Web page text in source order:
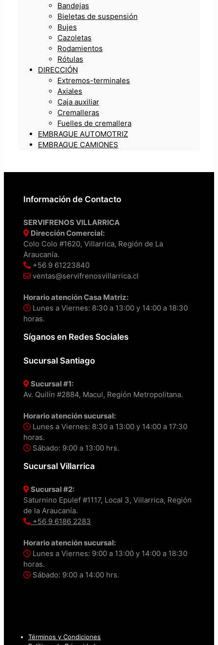
Bandejas
Bieletas de suspensión
Bujes
Cazoletas
Rodamientos
Rótulas
DIRECCIÓN
Extremos-terminales
Axiales
Caja auxiliar
Cremalleras
Fuelles de cremallera
EMBRAGUE AUTOMOTRIZ
EMBRAGUE CAMIONES
Información de Contacto
SERVIFRENOS VILLARRICA
Dirección Comercial:
Colo Colo #1620, Villarrica, Región de La
Araucanía.
+56 9 61223840
ventas@servifrenosvillarrica.cl
Horario atención Casa Matriz:
Lunes a Viernes: 8:30 a 13:00 y 14:00 a 18:30
horas.
Síganos en Redes Sociales
Sucursal Santiago
Sucursal #1:
Av. Quilín #2884, Macul, Región Metropolitana.
Horario atención sucursal:
Lunes a Viernes: 8:30 a 13:00 y 14:00 a 17:30
horas.
Sábado: 9:00 a 13:00 hrs.
Sucursal Villarrica
Sucursal #2:
Saturnino Epulef #1117, Local 3, Villarrica, Región
de la Araucanía.
+56 9 6186 2283
Horario atención sucursal:
Lunes a Viernes: 9:00 a 13:00 y 14:00 a 18:30
horas.
Sábado: 9:00 a 14:00 hrs.
Términos y Condiciones